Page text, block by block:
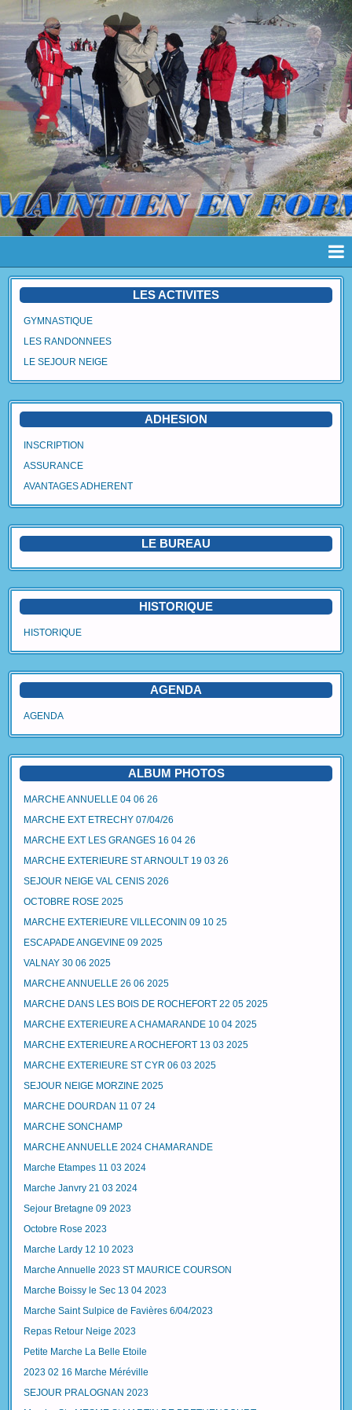
Page d'accueil
Album
Avantages Adhérent
Contact
Blog
LES ACTIVITES
GYMNASTIQUE
LES RANDONNEES
LE SEJOUR NEIGE
ADHESION
INSCRIPTION
ASSURANCE
AVANTAGES ADHERENT
LE BUREAU
HISTORIQUE
HISTORIQUE
AGENDA
AGENDA
ALBUM PHOTOS
MARCHE ANNUELLE 04 06 26
MARCHE EXT ETRECHY 07/04/26
MARCHE EXT LES GRANGES 16 04 26
MARCHE EXTERIEURE ST ARNOULT 19 03 26
SEJOUR NEIGE VAL CENIS 2026
OCTOBRE ROSE 2025
MARCHE EXTERIEURE VILLECONIN 09 10 25
ESCAPADE ANGEVINE 09 2025
VALNAY 30 06 2025
MARCHE ANNUELLE 26 06 2025
MARCHE DANS LES BOIS DE ROCHEFORT 22 05 2025
MARCHE EXTERIEURE A CHAMARANDE 10 04 2025
MARCHE EXTERIEURE A ROCHEFORT 13 03 2025
MARCHE EXTERIEURE ST CYR 06 03 2025
SEJOUR NEIGE MORZINE 2025
MARCHE DOURDAN 11 07 24
MARCHE SONCHAMP
MARCHE ANNUELLE 2024 CHAMARANDE
Marche Etampes 11 03 2024
Marche Janvry 21 03 2024
Sejour Bretagne 09 2023
Octobre Rose 2023
Marche Lardy 12 10 2023
Marche Annuelle 2023 ST MAURICE COURSON
Marche Boissy le Sec 13 04 2023
Marche Saint Sulpice de Favières 6/04/2023
Repas Retour Neige 2023
Petite Marche La Belle Etoile
2023 02 16 Marche Méréville
SEJOUR PRALOGNAN 2023